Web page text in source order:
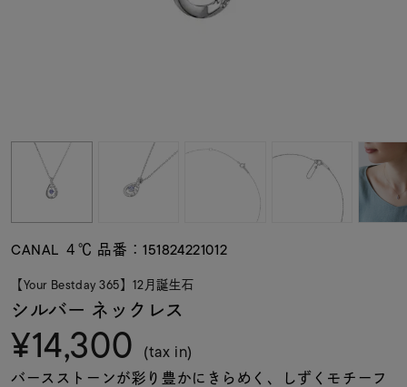
誕生石
ト
CANAL ４℃ 品番：151824221012
【Your Bestday 365】12月誕生石
シルバー ネックレス
¥14,300 (tax in)
バースストーンが彩り豊かにきらめく、しずくモチーフ